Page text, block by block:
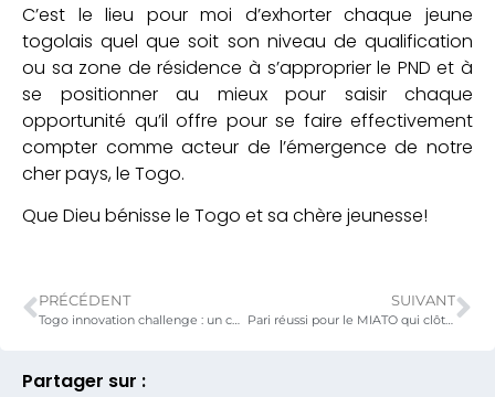
Partager sur :
C’est le lieu pour moi d’exhorter chaque jeune
togolais quel que soit son niveau de qualification
ou sa zone de résidence à s’approprier le PND et à
se positionner au mieux pour saisir chaque
opportunité qu’il offre pour se faire effectivement
compter comme acteur de l’émergence de notre
cher pays, le Togo.
Que Dieu bénisse le Togo et sa chère jeunesse!
PRÉCÉDENT SUIVANT
Pari réussi pour le MIATO qui clôture en toute beauté